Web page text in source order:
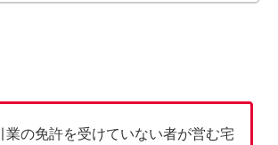
業の免許を受けていない者が営む宅